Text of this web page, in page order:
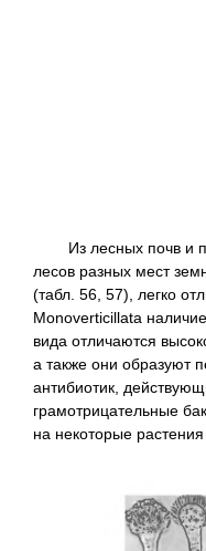
Из лесных почв и
лесов разных мест
(табл. 56, 57), легко
Monoverticillata
вида отличаются
а также они образуют
антибиотик,
грамотрицательные
на некоторые